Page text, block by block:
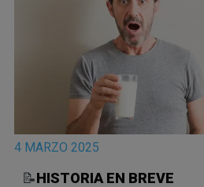
4 MARZO 2025
📝HISTORIA EN BREVE